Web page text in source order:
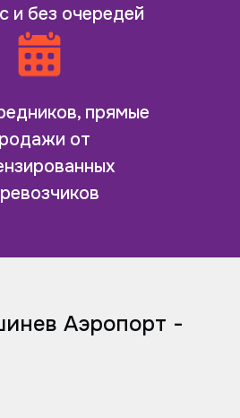
и без очередей
прямые
от
Аэропорт -